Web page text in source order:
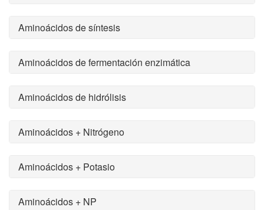
Aminoácidos de síntesis
Aminoácidos de fermentación enzimática
Aminoácidos de hidrólisis
Aminoácidos + Nitrógeno
Aminoácidos + Potasio
Aminoácidos + NP